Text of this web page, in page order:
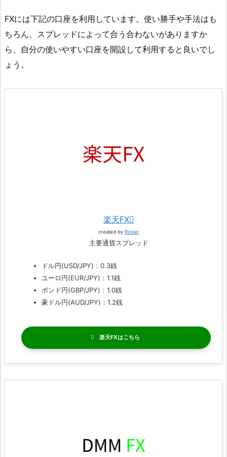
FXには下記の口座を利用しています。使い勝手や手法はも
ちろん、スプレッドによって合う合わないがありますか
ら、自分の使いやすい口座を開設して利用すると良いでし
ょう。
楽天FX
created by Rinker
主要通貨スプレッド
ドル円(USD/JPY)：0.3銭
ユーロ円(EUR/JPY)：1.1銭
ポンド円(GBP/JPY)：1.0銭
豪ドル円(AUD/JPY)：1.2銭
楽天FX